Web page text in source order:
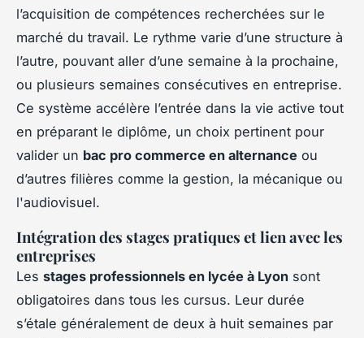
l’acquisition de compétences recherchées sur le
marché du travail. Le rythme varie d’une structure à
l’autre, pouvant aller d’une semaine à la prochaine,
ou plusieurs semaines consécutives en entreprise.
Ce système accélère l’entrée dans la vie active tout
en préparant le diplôme, un choix pertinent pour
valider un bac pro commerce en alternance ou
d’autres filières comme la gestion, la mécanique ou
l'audiovisuel.
Intégration des stages pratiques et lien avec les
entreprises
Les stages professionnels en lycée à Lyon sont
obligatoires dans tous les cursus. Leur durée
s’étale généralement de deux à huit semaines par